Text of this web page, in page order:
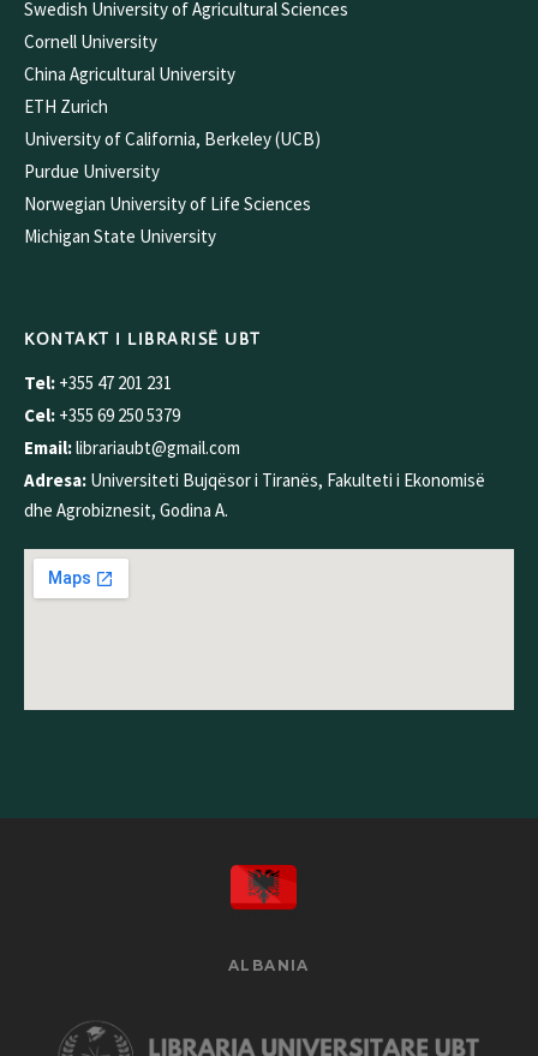
Swedish University of Agricultural Sciences
Cornell University
China Agricultural University
ETH Zurich
University of California, Berkeley (UCB)
Purdue University
Norwegian University of Life Sciences
Michigan State University
KONTAKT I LIBRARISË UBT
Tel: +355 47 201 231
Cel: +355 69 250 5379
Email:librariaubt@gmail.com
Adresa: Universiteti Bujqësor i Tiranës, Fakulteti i Ekonomisë
dhe Agrobiznesit, Godina A.
ALBANIA